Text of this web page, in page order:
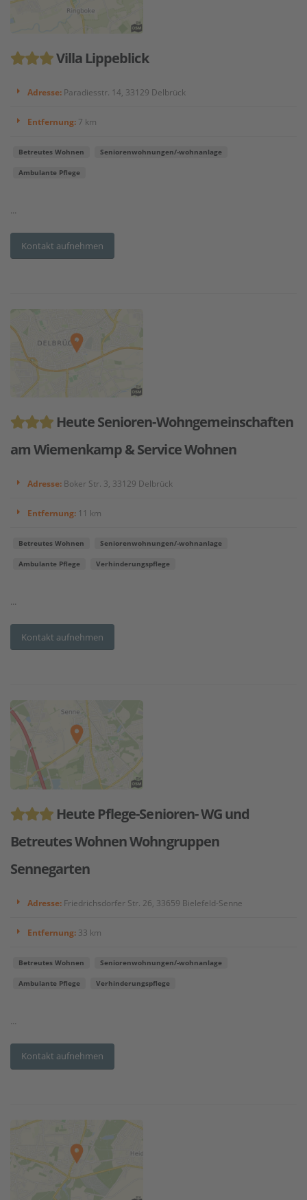
Villa Lippeblick
Adresse: Paradiesstr. 14, 33129 Delbrück
Entfernung: 7 km
Betreutes Wohnen Seniorenwohnungen/-wohnanlage
Ambulante Pflege
...
Kontakt aufnehmen
Heute Senioren-Wohngemeinschaften
am Wiemenkamp & Service Wohnen
Adresse: Boker Str. 3, 33129 Delbrück
Entfernung: 11 km
Betreutes Wohnen Seniorenwohnungen/-wohnanlage
Ambulante Pflege Verhinderungspflege
...
Kontakt aufnehmen
Heute Pflege-Senioren- WG und
Betreutes Wohnen Wohngruppen
Sennegarten
Adresse: Friedrichsdorfer Str. 26, 33659 Bielefeld-Senne
Entfernung: 33 km
Betreutes Wohnen Seniorenwohnungen/-wohnanlage
Ambulante Pflege Verhinderungspflege
...
Kontakt aufnehmen